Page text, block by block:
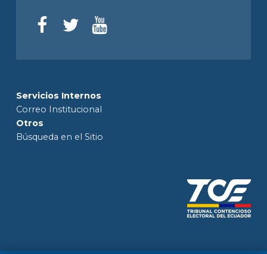
Servicios Internos
Correo Institucional
Otros
Búsqueda en el Sitio